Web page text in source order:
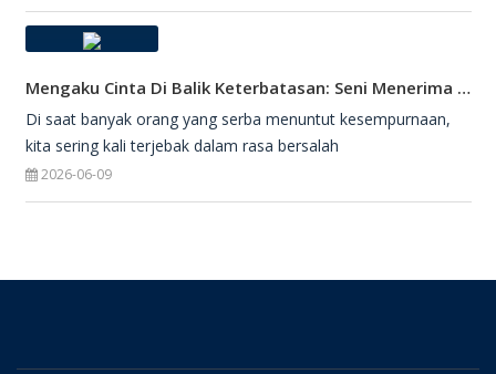
Mengaku Cinta Di Balik Keterbatasan: Seni Menerima Diri Di Hadapan Ilahi
Di saat banyak orang yang serba menuntut kesempurnaan,
kita sering kali terjebak dalam rasa bersalah
2026-06-09